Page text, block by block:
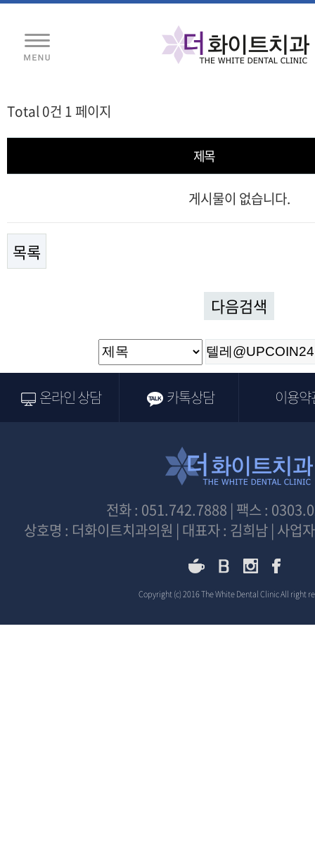
Total 0건 1 페이지
제목
게시물이 없습니다.
목록
다음검색
온라인 상담 카톡상담 이용약
전화 : 051.742.7888 | 팩스 :
상호명 : 더화이트치과의원 | 대표자 : 김희남 | 사
Copyright (c) 2016 The White Dental Clinic All right